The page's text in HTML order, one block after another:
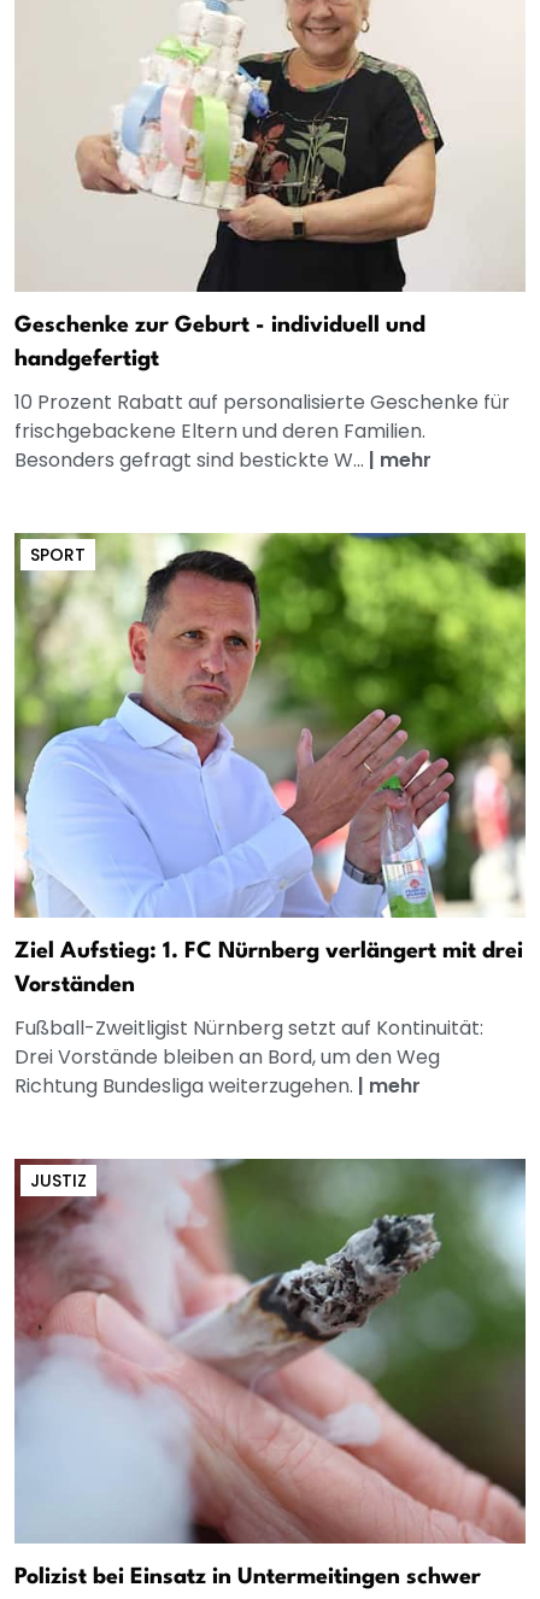
Geschenke zur Geburt - individuell und
handgefertigt
10 Prozent Rabatt auf personalisierte Geschenke für
frischgebackene Eltern und deren Familien.
Besonders gefragt sind bestickte W... | mehr
SPORT
Ziel Aufstieg: 1. FC Nürnberg verlängert mit drei
Vorständen
Fußball-Zweitligist Nürnberg setzt auf Kontinuität:
Drei Vorstände bleiben an Bord, um den Weg
Richtung Bundesliga weiterzugehen. | mehr
JUSTIZ
Polizist bei Einsatz in Untermeitingen schwer